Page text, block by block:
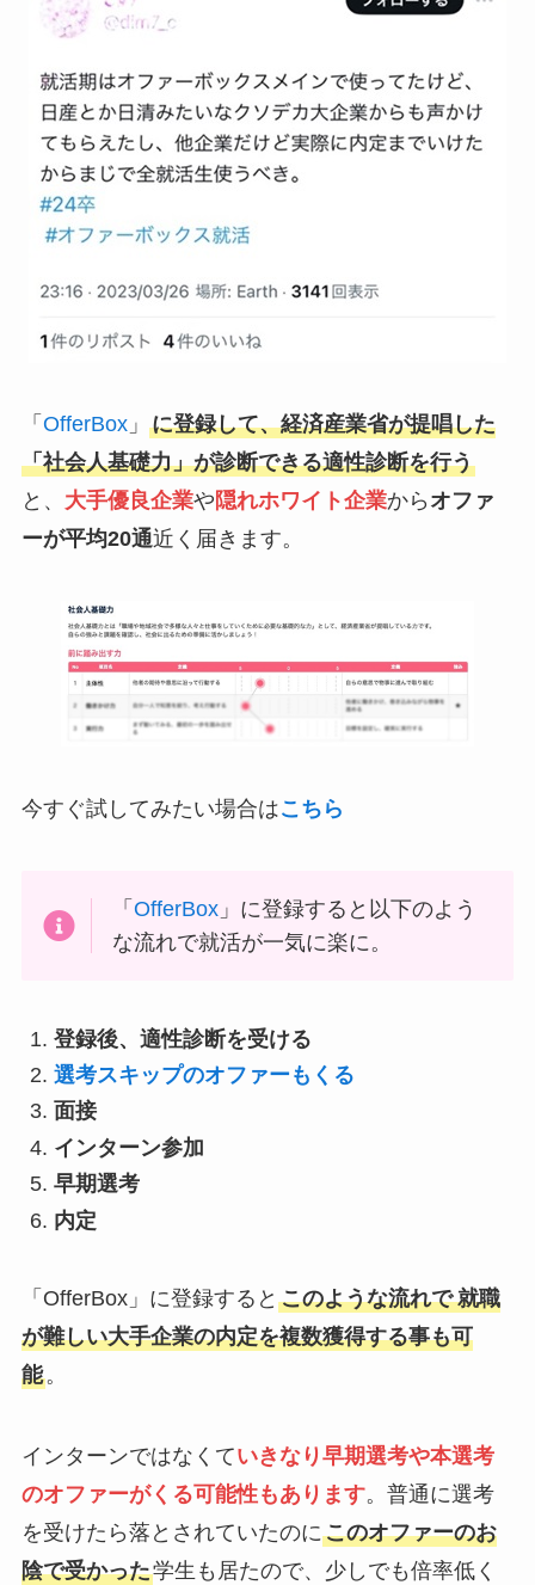
「 OfferBox」 に登録して、経済産業省が提唱した
「社会人基礎力」が診断できる適性診断を行う
と、 大手優良企業や隠れホワイト企業から オファ
ーが平均20通近く届きます。
今すぐ試してみたい場合はこちら
「OfferBox 」に登録すると以下のよう
な流れで就活が一気に楽に。
登録後、適性診断を受ける
選考スキップのオファーもくる
面接
インターン参加
早期選考
内定
「OfferBox」に登録すると このような流れで 就職
が難しい大手企業の内定を複数獲得する事も可
能。
インターンではなくていきなり早期選考や本選考
のオファーがくる可能性もあります。普通に選考
を受けたら落とされていたのにこのオファーのお
陰で受かった学生も居たので、少しでも倍率低く